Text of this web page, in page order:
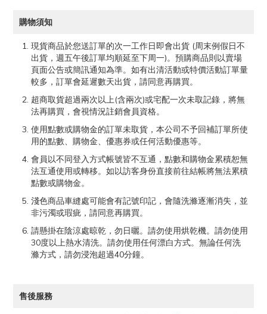
購物須知
現貨商品於您送訂單的次一工作日即會出貨 (周末例假日不
出貨，週五午後訂單均順延至下周一)。預購商品則以賣場
頁面公告或簡訊通知為準。如有出清活動或特價活動訂單量
較多，訂單會延遲數天出貨，請同意再購買。
超商取貨超過兩次以上(含兩次)或宅配一次未取記錄，將無
法再購買，會視情況註銷會員資格。
使用點數或購物金的訂單未取貨，本公司不予回補訂單所使
用的點數、購物金、優惠券或任何活動優惠等。
會員以不同登入方式帳號皆不互通，點數和購物金累積恕無
法互通使用或轉移。如以訪客身份直接前往結帳將無法累積
點數或購物金。
淺色商品車縫處可能會有記號印記，會隨洗滌逐漸消失，並
非污濁或瑕疵，請同意再購買。
請懸掛在陰涼處晾乾，勿日曬。請勿使用烘乾機。請勿使用
30度以上熱水清洗。請勿使用任何漂白方式。無論任何洗
滌方式，請勿浸泡超過40分鐘。
售後服務